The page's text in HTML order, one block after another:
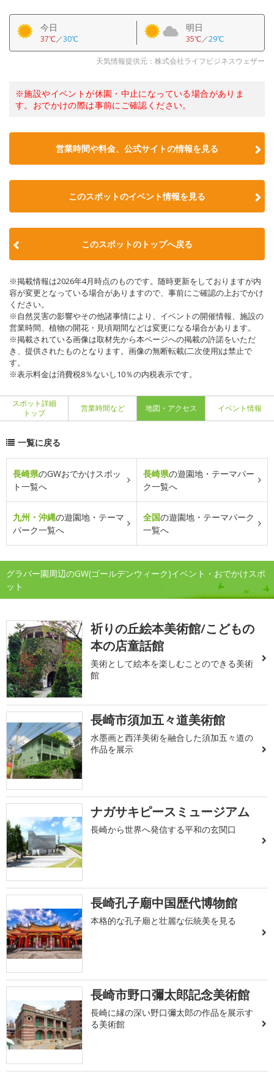
今日
37℃／30℃
明日
35℃／29℃
天気情報提供元：株式会社ライフビジネスウェザー
※施設やイベントが休園・中止になっている場合がありま
す。おでかけの際は事前にご確認ください。
営業時間や料金、公式サイトの情報を見る
このスポットのイベント情報を見る
このスポットのトップへ戻る
※掲載情報は2026年4月時点のものです。随時更新をしておりますが内
容が変更となっている場合がありますので、事前にご確認の上おでかけ
ください。
※自然災害の影響やその他諸事情により、イベントの開催情報、施設の
営業時間、植物の開花・見頃期間などは変更になる場合があります。
※掲載されている画像は取材先から本ページへの掲載の許諾をいただ
き、提供されたものとなります。画像の無断転載(二次使用)は禁止で
す。
※表示料金は消費税8％ないし10％の内税表示です。
スポット詳細
トップ
営業時間など 地図・アクセス イベント情報
一覧に戻る
長崎県のGWおでかけスポッ
ト一覧へ
長崎県の遊園地・テーマパー
ク一覧へ
九州・沖縄の遊園地・テーマ
パーク一覧へ
全国の遊園地・テーマパーク
一覧へ
グラバー園周辺のGW(ゴールデンウィーク)イベント・おでかけスポ
ット
祈りの丘絵本美術館/こどもの
本の店童話館
美術として絵本を楽しむことのできる美術
館
長崎市須加五々道美術館
水墨画と西洋美術を融合した須加五々道の
作品を展示
ナガサキピースミュージアム
長崎から世界へ発信する平和の玄関口
長崎孔子廟中国歴代博物館
本格的な孔子廟と壮麗な伝統美を見る
長崎市野口彌太郎記念美術館
長崎に縁の深い野口彌太郎の作品を展示す
る美術館